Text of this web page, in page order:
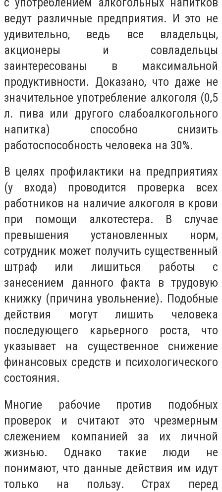
ведут различные предприятия. И это не
удивительно, ведь все владельцы,
акционеры и совладельцы
заинтересованы в максимальной
продуктивности. Доказано, что даже не
значительное употребление алкоголя (0,5
л. пива или другого слабоалкогольного
напитка) способно снизить
работоспособность человека на 30%.
В целях профилактики на предприятиях
(у входа) проводится проверка всех
работников на наличие алкоголя в крови
при помощи алкотестера. В случае
превышения установленных норм,
сотрудник может получить существенный
штраф или лишиться работы с
занесением данного факта в трудовую
книжку (причина увольнение). Подобные
действия могут лишить человека
последующего карьерного роста, что
указывает на существенное снижение
финансовых средств и психологического
состояния.
Многие рабочие против подобных
проверок и считают это чрезмерным
слежением компанией за их личной
жизнью. Однако такие люди не
понимают, что данные действия им идут
только на пользу. Страх перед